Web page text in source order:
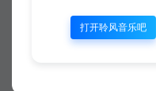
爱到深处最虚空
打开聆风音乐吧